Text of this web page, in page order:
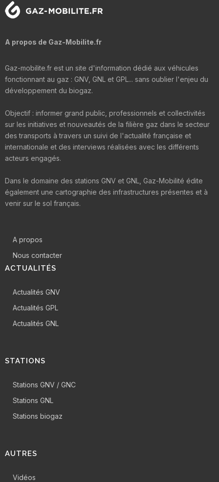
A propos de Gaz-Mobilite.fr
Gaz-mobilite.fr est un site d'information dédié aux véhicules
fonctionnant au gaz : GNV, GNL et GPL... sans oublier l'enjeu du
développement du biogaz.
Objectif : informer grand public, professionnels et collectivités
sur les initiatives et nouveautés de la filière gaz dans le secteur
des transports à travers un suivi de l'actualité française et
internationale et des interviews réalisées avec les différents
acteurs engagés.
Dans le domaine des stations GNV et GNL, Gaz-Mobilité édite
également une cartographie des infrastructures présentes et à
venir sur le sol français.
A propos
Nous contacter
ACTUALITÉS
Actualités GNV
Actualités GPL
Actualités GNL
STATIONS
Stations GNV / GNC
Stations GNL
Stations biogaz
AUTRES
Vidéos